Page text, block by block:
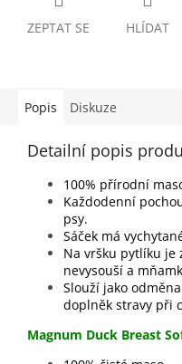
ZEPTAT SE HLÍDAT
Popis Diskuze
Detailní popis
100% přírodní
Každodenní
psy.
Sáček má
Na vršku pytlíku je
nevysouší a
Slouží jako
doplněk stravy při
Magnum Duck Breast